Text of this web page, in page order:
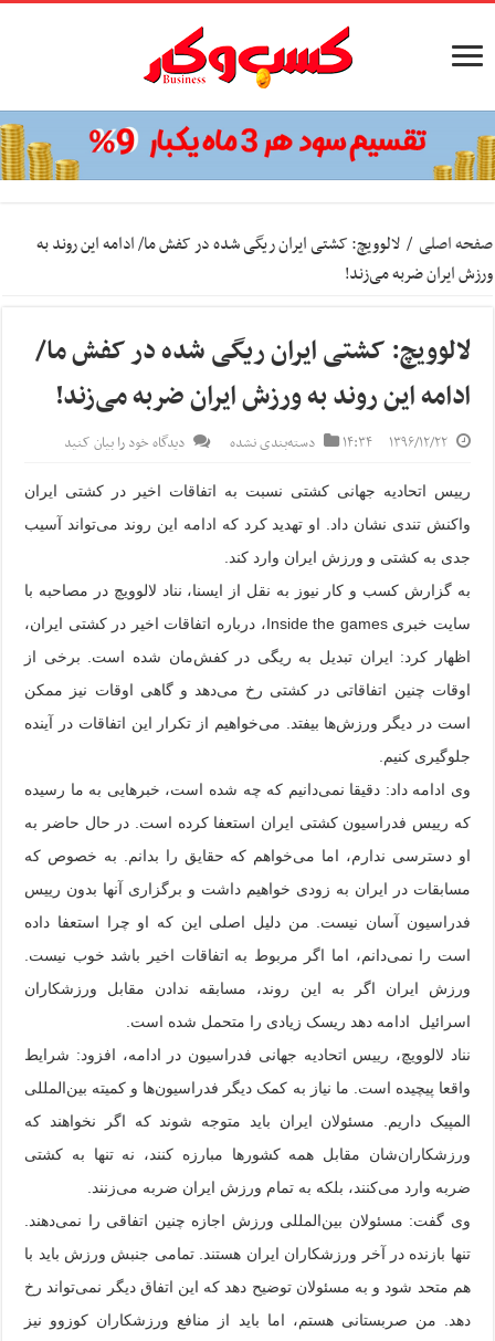
صفحه اصلی / لالوویچ: کشتی ایران ریگی شده در کفش ما/ ادامه این روند به
ورزش ایران ضربه می‌زند!
لالوویچ: کشتی ایران ریگی شده در کفش ما/
ادامه این روند به ورزش ایران ضربه می‌زند!
۱۳۹۶/۱۲/۲۲ ۱۴:۳۴ دسته‌بندی نشده دیدگاه خود را بیان کنید
رییس اتحادیه جهانی کشتی نسبت به اتفاقات اخیر در کشتی ایران
واکنش تندی نشان داد. او تهدید کرد که ادامه این روند می‌تواند آسیب
جدی به کشتی و ورزش ایران وارد کند.
به‌ گزارش کسب و کار نیوز به نقل از ‌ایسنا، نناد لالوویچ در مصاحبه با
سایت خبری Inside the games، درباره اتفاقات اخیر در کشتی ایران،
اظهار کرد: ایران تبدیل به ریگی در کفش‌مان شده است. برخی از
اوقات چنین اتفاقاتی در کشتی رخ می‌دهد و گاهی اوقات نیز ممکن
است در دیگر ورزش‌ها بیفتد. می‌خواهیم از تکرار این اتفاقات در آینده
جلوگیری کنیم.
وی ادامه داد: دقیقا نمی‌دانیم که چه شده است، خبرهایی به ما رسیده
که رییس فدراسیون کشتی ایران استعفا کرده است. در حال‌ حاضر به
او دسترسی ندارم، اما می‌خواهم که حقایق را بدانم. به خصوص که
مسابقات در ایران به زودی خواهیم داشت و برگزاری آنها بدون رییس
فدراسیون آسان نیست. من دلیل ‌اصلی این که او چرا استعفا داده
است را نمی‌دانم، اما اگر مربوط به اتفاقات اخیر باشد خوب نیست.
ورزش ایران اگر به این روند، مسابقه ندادن مقابل ورزشکاران
اسرائیل ادامه‌ دهد ریسک زیادی را متحمل شده است.
نناد لالوویچ، رییس اتحادیه جهانی فدراسیون در ادامه‌، افزود: شرایط
واقعا پیچیده است. ما نیاز به کمک دیگر فدراسیون‌ها و کمیته‌ بین‌المللی
المپیک داریم. مسئولان ایران باید متوجه شوند که اگر نخواهند که
ورزشکاران‌شان مقابل همه کشورها مبارزه کنند، نه تنها به کشتی
ضربه وارد می‌کنند،‌ بلکه به تمام ورزش ایران ضربه می‌زنند.
وی گفت: مسئولان بین‌المللی ورزش اجازه چنین اتفاقی را نمی‌دهند.
تنها بازنده در آخر ورزشکاران ایران هستند. تمامی جنبش ورزش باید با
هم متحد شود و به مسئولان توضیح دهد که این اتفاق دیگر نمی‌تواند رخ
دهد. من صربستانی هستم، اما باید از منافع ورزشکاران کوزوو نیز